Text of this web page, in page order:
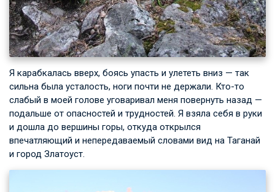
Я карабкалась вверх, боясь упасть и улететь вниз — так
сильна была усталость, ноги почти не держали. Кто-то
слабый в моей голове уговаривал меня повернуть назад —
подальше от опасностей и трудностей. Я взяла себя в руки
и дошла до вершины горы, откуда открылся
впечатляющий и непередаваемый словами вид на Таганай
и город Златоуст.